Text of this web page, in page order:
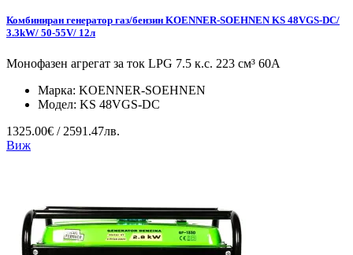
Комбиниран генератор газ/бензин KOENNER-SOEHNEN KS 48VGS-DC/
3.3kW/ 50-55V/ 12л
Монофазен агрегат за ток LPG 7.5 к.с. 223 см³ 60А
Марка: KOENNER-SOEHNEN
Модел: KS 48VGS-DC
1325.00€ / 2591.47лв.
Виж